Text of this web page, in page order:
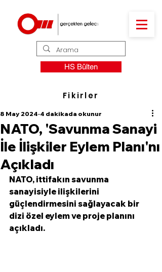
HS Bülten
Fikirler
NATO, 'Savunma Sanayi
İle İlişkiler Eylem Planı'nı
Açıkladı
8 May 2024 4 dakikada okunur
NATO, ittifakın savunma
sanayisiyle ilişkilerini
güçlendirmesini sağlayacak bir
dizi özel eylem ve proje planını
açıkladı.